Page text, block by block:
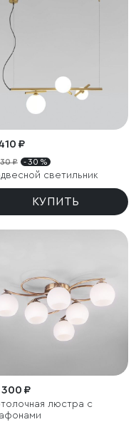
₽
₽ - 30 %
светильник
КУПИТЬ
300 ₽
люстра с